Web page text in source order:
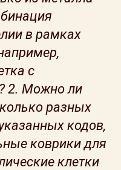
в рамках
с
2. Можно ли
разных
кодов,
коврики для
клетки